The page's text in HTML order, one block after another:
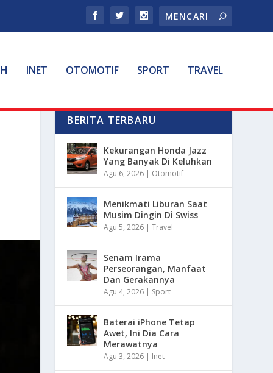
INET OTOMOTIF SPORT TRAVEL
BERITA TERBARU
Kekurangan Honda Jazz
Yang Banyak Di Keluhkan
Agu 6, 2026 | Otomotif
Menikmati Liburan Saat
Musim Dingin Di Swiss
Agu 5, 2026 |Travel
Senam Irama
Perseorangan, Manfaat
Dan Gerakannya
Agu 4, 2026 | Sport
Baterai iPhone Tetap
Awet, Ini Dia Cara
Merawatnya
Agu 3, 2026 | Inet